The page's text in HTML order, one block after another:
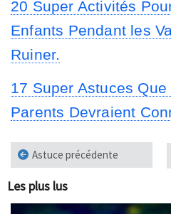
20 Super Activités
Enfants Pendant les
Ruiner.
17 Super Astuces
Parents Devraient
Astuce précédente
Les plus lus